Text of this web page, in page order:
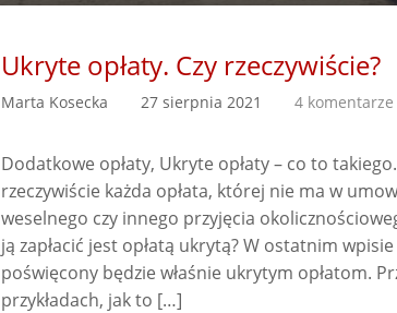
Ukryte opłaty. Czy rzeczywiście?
Marta Kosecka 27 sierpnia 2021 4 komentarze
Dodatkowe opłaty, Ukryte opłaty – co to
rzeczywiście każda opłata, której nie ma w
weselnego czy innego przyjęcia
ją zapłacić jest opłatą ukrytą? W ostatnim
poświęcony będzie właśnie ukrytym opłatom.
przykładach, jak to […]